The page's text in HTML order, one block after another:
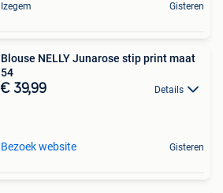
Izegem Gisteren
Blouse NELLY Junarose stip print maat
54
€ 39,99 Details
Bezoek website Gisteren